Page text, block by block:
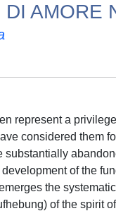
DI AMORE
represent a
considered them
substantially
of the
the
of the spirit